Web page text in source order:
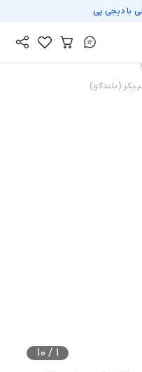
بادیجی پی
(بلندگو)
1
/
10